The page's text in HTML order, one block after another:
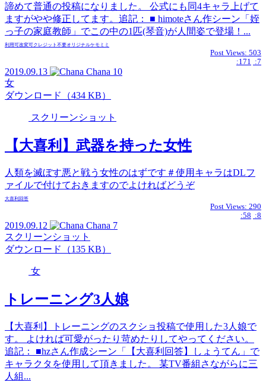
諦めて普通の投稿になりました。 公式にも同4キャラ上げて
ますがやや修正してます。追記： ■ himoteさん作シーン「姪
っ子の家庭教師」でこの中の1匹(琴音)が人間姿で登場！...
利用可改変可クレジット不要オリジナルケモミミ
Post Views: 503
:171 :7
2019.09.13 Chana 10
女
ダウンロード（434 KB）
スクリーンショット
【大喜利】武器を持った女性
人類を滅ぼす悪と戦う女性のはずです＃使用キャラはDLフ
ァイルで付けておきますのでよければどうぞ
大喜利回答
Post Views: 290
:58 :8
2019.09.12 Chana 7
スクリーンショット
ダウンロード（135 KB）
女
トレーニング3人娘
【大喜利】トレーニングのスクショ投稿で使用した3人娘で
す。 よければ可愛がったり苛めたりしてやってください。
追記： ■hzさん作成シーン「【大喜利回答】しょうてん」で
キャラクタを使用して頂きました。 某TV番組さながらに三
人組...